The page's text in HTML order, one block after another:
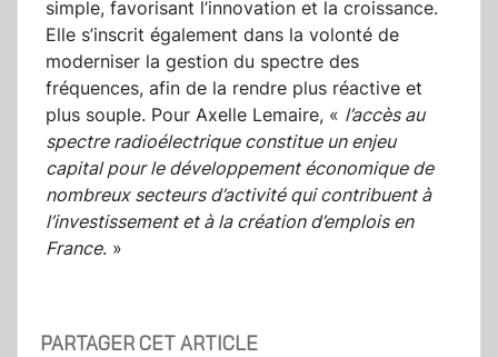
simple, favorisant l’innovation et la croissance.
Elle s’inscrit également dans la volonté de
moderniser la gestion du spectre des
fréquences, afin de la rendre plus réactive et
plus souple. Pour Axelle Lemaire, « l’accès au
spectre radioélectrique constitue un enjeu
capital pour le développement économique de
nombreux secteurs d’activité qui contribuent à
l’investissement et à la création d’emplois en
France. »
PARTAGER CET ARTICLE